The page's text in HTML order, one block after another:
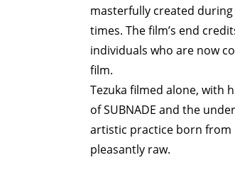
masterfully created
times. The film’s end
individuals who are now
film.
Tezuka filmed alone, with
of SUBNADE and the
artistic practice born from
pleasantly raw.